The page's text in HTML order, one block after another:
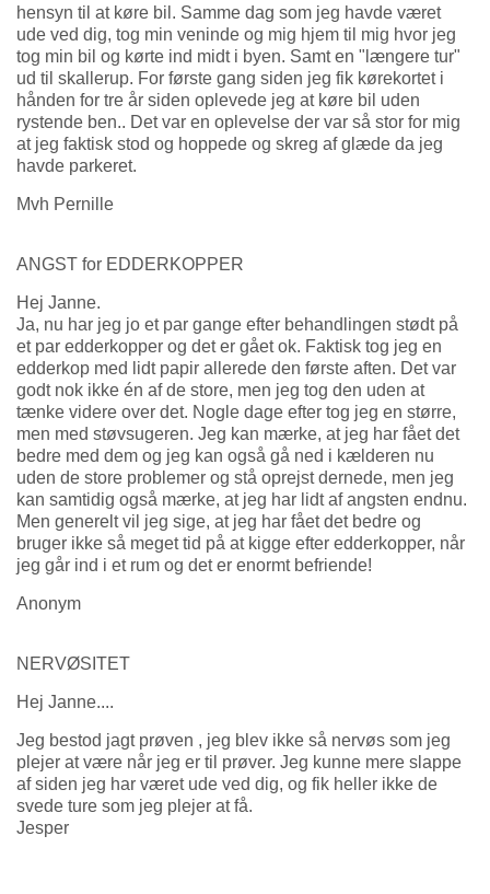
hensyn til at køre bil. Samme dag som jeg havde været
ude ved dig, tog min veninde og mig hjem til mig hvor jeg
tog min bil og kørte ind midt i byen. Samt en "længere tur"
ud til skallerup. For første gang siden jeg fik kørekortet i
hånden for tre år siden oplevede jeg at køre bil uden
rystende ben.. Det var en oplevelse der var så stor for mig
at jeg faktisk stod og hoppede og skreg af glæde da jeg
havde parkeret.
Mvh Pernille
ANGST for EDDERKOPPER
Hej Janne.
Ja, nu har jeg jo et par gange efter behandlingen stødt på
et par edderkopper og det er gået ok. Faktisk tog jeg en
edderkop med lidt papir allerede den første aften. Det var
godt nok ikke én af de store, men jeg tog den uden at
tænke videre over det. Nogle dage efter tog jeg en større,
men med støvsugeren. Jeg kan mærke, at jeg har fået det
bedre med dem og jeg kan også gå ned i kælderen nu
uden de store problemer og stå oprejst dernede, men jeg
kan samtidig også mærke, at jeg har lidt af angsten endnu.
Men generelt vil jeg sige, at jeg har fået det bedre og
bruger ikke så meget tid på at kigge efter edderkopper, når
jeg går ind i et rum og det er enormt befriende!
Anonym
NERVØSITET
Hej Janne....
Jeg bestod jagt prøven , jeg blev ikke så nervøs som jeg
plejer at være når jeg er til prøver. Jeg kunne mere slappe
af siden jeg har været ude ved dig, og fik heller ikke de
svede ture som jeg plejer at få.
Jesper